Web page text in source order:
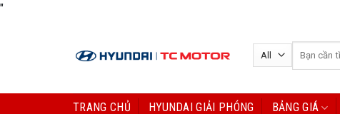
"Skip
Tìm
kiếm:
TRANG CHỦ HYUNDAI GIẢI PHÓNG BẢNG GIÁ